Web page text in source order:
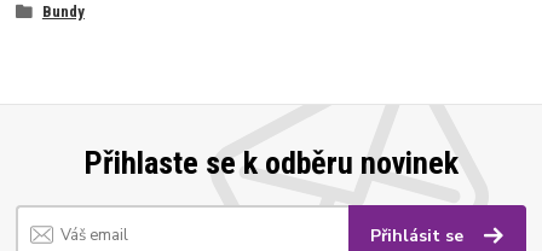
Bundy
Přihlaste se k odběru novinek
Přihlásit se